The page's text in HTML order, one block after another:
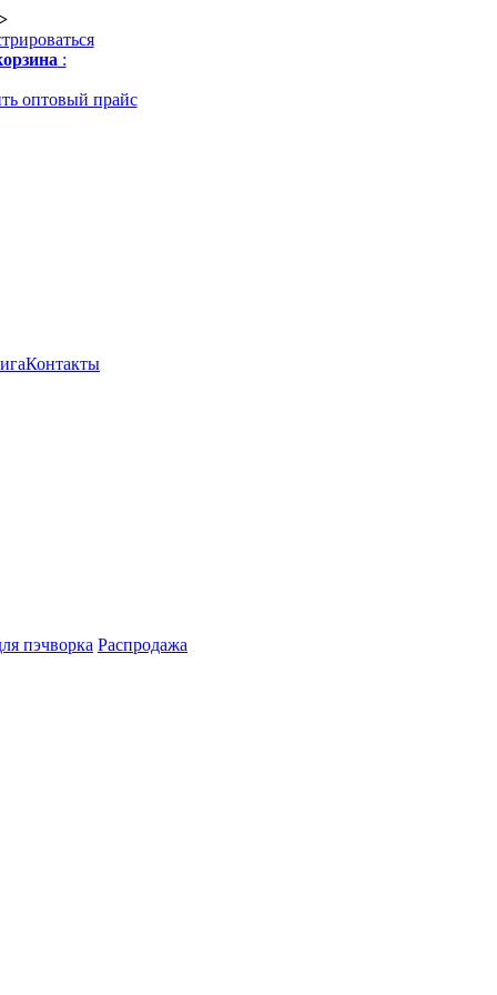
:
оптовый прайс
Контакты
пэчворка Распродажа